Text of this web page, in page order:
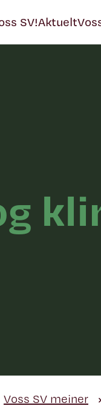
SV!Aktuelt
Voss SV meiner